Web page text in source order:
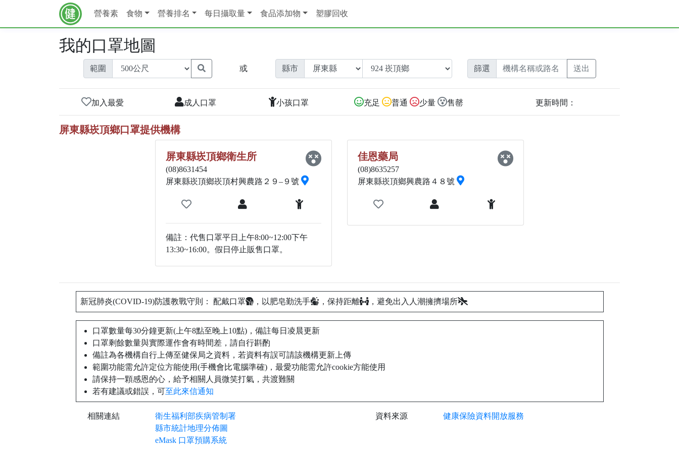
營養素 食物 營養排名 每日攝取量 食品添加物 塑膠回收
我的口罩地圖
範圍 或 縣市 篩選
加入最愛 成人口罩 小孩口罩 充足 普通 少量 售罄 更新時間：
屏東縣崁頂鄉口罩提供機構
屏東縣崁頂鄉衛生所
(08)8631454
屏東縣崁頂鄉崁頂村興農路２９–９號
備註：代售口罩平日上午8:00~12:00下午
13:30~16:00。假日停止販售口罩。
佳恩藥局
(08)8635257
屏東縣崁頂鄉興農路４８號
新冠肺炎(COVID-19)防護教戰守則： 配戴口罩 ，以肥皂勤洗手 ，保持距離 ，避免出入人潮擁擠場所
口罩數量每30分鐘更新(上午8點至晚上10點)，備註每日凌晨更新
口罩剩餘數量與實際運作會有時間差，請自行斟酌
備註為各機構自行上傳至健保局之資料，若資料有誤可請該機構更新上傳
範圍功能需允許定位方能使用(手機會比電腦準確)，最愛功能需允許cookie方能使用
請保持一顆感恩的心，給予相關人員微笑打氣，共渡難關
若有建議或錯誤，可至此來信通知
相關連結
衛生福利部疾病管制署
縣市統計地理分佈圖
eMask 口罩預購系統
資料來源 健康保險資料開放服務